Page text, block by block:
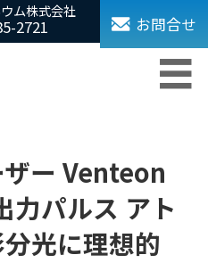
ム株式会社
2721 お問合せ
ー Venteon
力パルス アト
光に理想的